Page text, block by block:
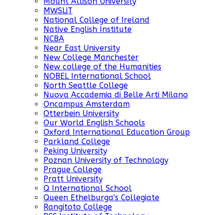
MWSLiT
National College of Ireland
Native English Institute
NCBA
Near East University
New College Manchester
New college of the Humanities
NOBEL International School
North Seattle College
Nuova Accademia di Belle Arti Milano
Oncampus Amsterdam
Otterbein University
Our World English Schools
Oxford International Education Group
Parkland College
Peking University
Poznan University of Technology
Prague College
Pratt University
Q International School
Queen Ethelburga's Collegiate
Rangitoto College